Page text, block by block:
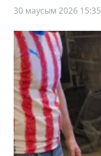
30 маусым 2026 15:35